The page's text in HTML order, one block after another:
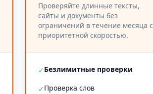
Проверяйте длинные тексты,
сайты и документы без
ограничений в течение месяца с
приоритетной скоростью.
✓Безлимитные проверки
✓Проверка слов